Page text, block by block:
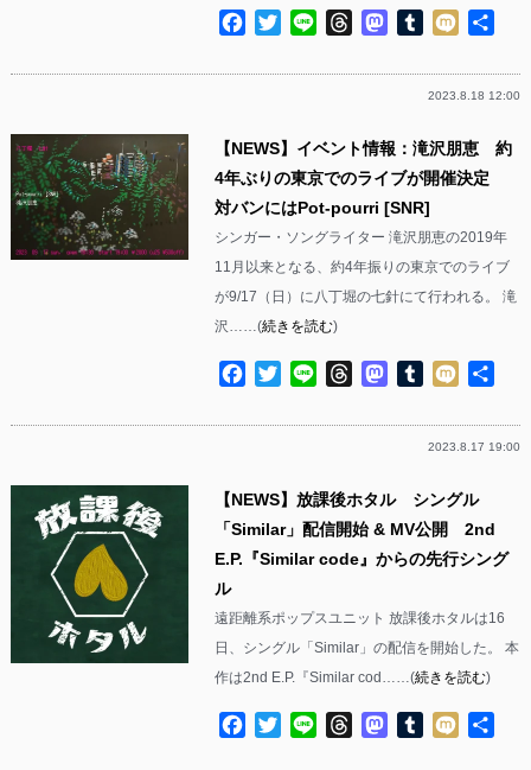
Facebook
TwitterLine ThreadsMastodon
Tumblr
Mixi
2023.8.18 12:00
【NEWS】イベント情報：滝沢朋恵 約
4年ぶりの東京でのライブが開催決定
対バンにはPot-pourri [SNR]
シンガー・ソングライター 滝沢朋恵の2019年
11月以来となる、約4年振りの東京でのライブ
が9/17（日）に八丁堀の七針にて行われる。 滝
沢……(続きを読む)
Facebook
TwitterLine ThreadsMastodon
Tumblr
Mixi
2023.8.17 19:00
【NEWS】放課後ホタル シングル
「Similar」配信開始 & MV公開 2nd
E.P.『Similar code』からの先行シング
ル
遠距離系ポップスユニット 放課後ホタルは16
日、シングル「Similar」の配信を開始した。 本
作は2nd E.P.『Similar cod……(続きを読む)
Facebook
TwitterLine ThreadsMastodon
Tumblr
Mixi